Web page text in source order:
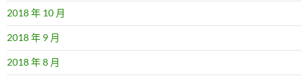
2018 年 10 月
2018 年 9 月
2018 年 8 月